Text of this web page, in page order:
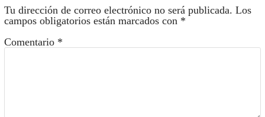
Tu dirección de correo electrónico no será publicada. Los
campos obligatorios están marcados con *
Comentario *